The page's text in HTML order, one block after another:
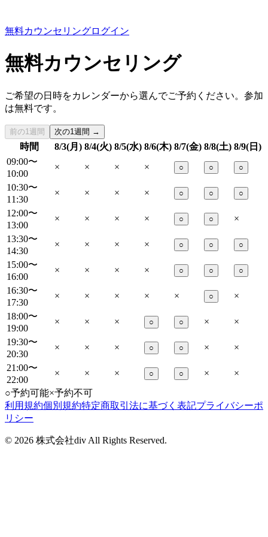
無料カウンセリングログイン
無料カウンセリング
ご希望の日時をカレンダーから選んでご予約ください。参加
は無料です。
前の1週間 次の1週間 →
時間 8/3(月) 8/4(火) 8/5(水) 8/6(木) 8/7(金) 8/8(土) 8/9(日)
09:00〜
10:00
× × × × ○ ○ ○
10:30〜
11:30
× × × × ○ ○ ○
12:00〜
13:00
× × × × ○ ○
×
13:30〜
14:30
× × × × ○ ○ ○
15:00〜
16:00
× × × × ○ ○ ○
16:30〜
17:30
× × × × × ○
×
18:00〜
19:00
× × × ○ ○ ×
×
19:30〜
20:30
× × × ○ ○ ×
×
21:00〜
22:00
× × × ○ ○ ×
×
○予約可能×予約不可
利用規約個別規約特定商取引法に基づく表記プライバシーポ
リシー
© 2026 株式会社div All Rights Reserved.